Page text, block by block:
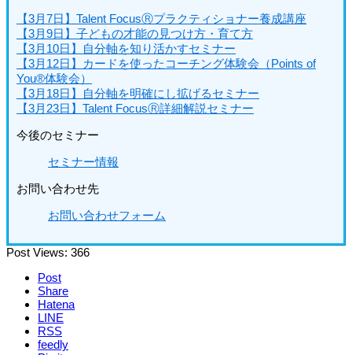
【3月7日】Talent FocusⓇプラクティショナー養成講座
【3月9日】子どもの才能の見つけ方・育て方
【3月10日】自分軸を知り活かすセミナー
【3月12日】カードを使ったコーチング体験会（Points of
You®体験会）
【3月18日】自分軸を明確にし拡げるセミナー
【3月23日】Talent FocusⓇ詳細解説セミナー
今後のセミナー
セミナー情報
お問い合わせ先
お問い合わせフォーム
Post Views: 366
Post
Share
Hatena
LINE
RSS
feedly